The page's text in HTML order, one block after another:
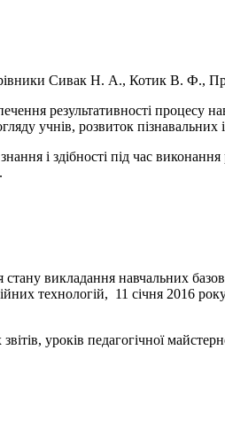
Сивак Н. А., Котик В. Ф.,
результативності процесу
учнів, розвиток пізнавальних
і здібності під час
викладання навчальних
технологій, 11 січня 2016
уроків педагогічної